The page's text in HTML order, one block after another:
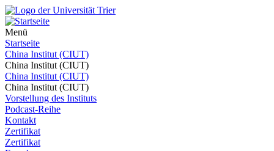
Menü
Startseite
China Institut (CIUT)
China Institut (CIUT)
China Institut (CIUT)
China Institut (CIUT)
Vorstellung des Instituts
Podcast-Reihe
Kontakt
Zertifikat
Zertifikat